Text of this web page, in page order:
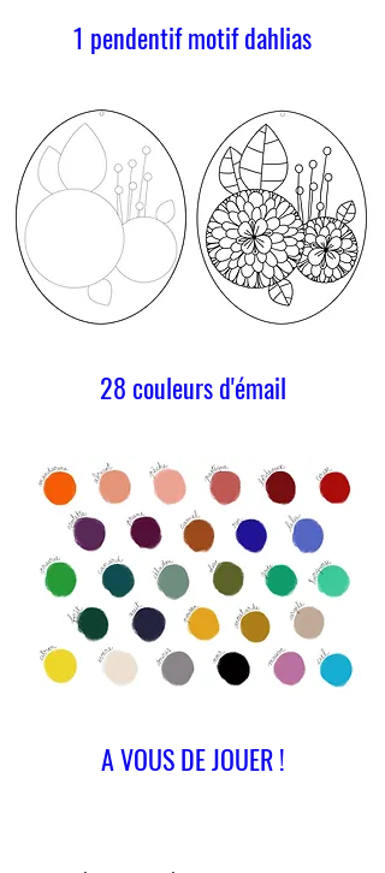
1 pendentifmotif dahlias
28 couleurs d'émail
A VOUS DE JOUER !